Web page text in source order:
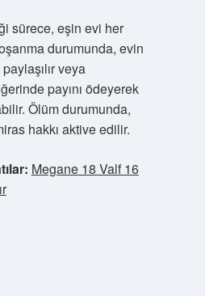
sürece, eşin evi her
durumunda, evin
veya
payını ödeyerek
Ölüm durumunda,
hakkı aktive edilir.
Megane 18 Valf 16